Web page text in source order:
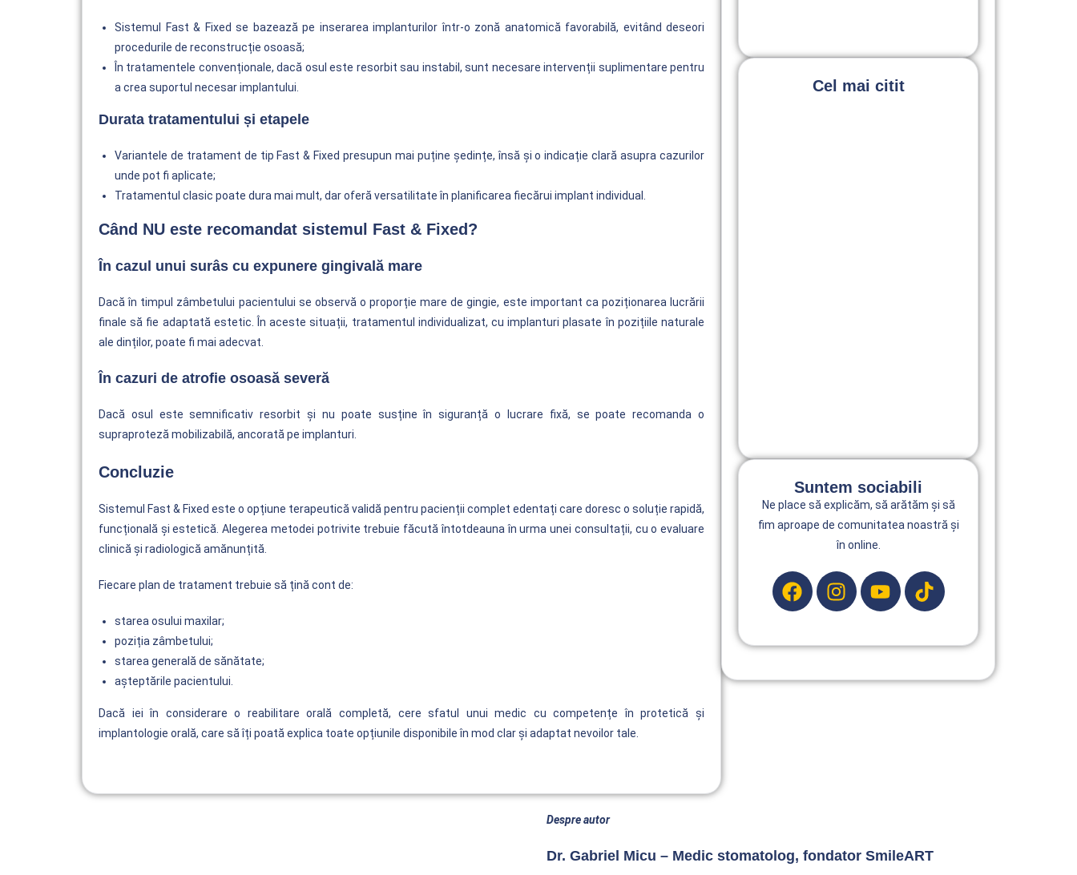
Sistemul Fast & Fixed se bazează pe inserarea implanturilor într-o zonă anatomică favorabilă, evitând deseori
procedurile de reconstrucție osoasă;
În tratamentele convenționale, dacă osul este resorbit sau instabil, sunt necesare intervenții suplimentare pentru
a crea suportul necesar implantului.
Durata tratamentului și etapele
Variantele de tratament de tip Fast & Fixed presupun mai puține ședințe, însă și o indicație clară asupra cazurilor
unde pot fi aplicate;
Tratamentul clasic poate dura mai mult, dar oferă versatilitate în planificarea fiecărui implant individual.
Când NU este recomandat sistemul Fast & Fixed?
În cazul unui surâs cu expunere gingivală mare
Dacă în timpul zâmbetului pacientului se observă o proporție mare de gingie, este important ca poziționarea lucrării
finale să fie adaptată estetic. În aceste situații, tratamentul individualizat, cu implanturi plasate în pozițiile naturale
ale dinților, poate fi mai adecvat.
În cazuri de atrofie osoasă severă
Dacă osul este semnificativ resorbit și nu poate susține în siguranță o lucrare fixă, se poate recomanda o
supraproteză mobilizabilă, ancorată pe implanturi.
Concluzie
Sistemul Fast & Fixed este o opțiune terapeutică validă pentru pacienții complet edentați care doresc o soluție rapidă,
funcțională și estetică. Alegerea metodei potrivite trebuie făcută întotdeauna în urma unei consultații, cu o evaluare
clinică și radiologică amănunțită.
Fiecare plan de tratament trebuie să țină cont de:
starea osului maxilar;
poziția zâmbetului;
starea generală de sănătate;
așteptările pacientului.
Dacă iei în considerare o reabilitare orală completă, cere sfatul unui medic cu competențe în protetică și
implantologie orală, care să îți poată explica toate opțiunile disponibile în mod clar și adaptat nevoilor tale.
Cel mai citit
Suntem sociabili
Ne place să explicăm, să arătăm și să
fim aproape de comunitatea noastră și
în online.
Despre autor
Dr. Gabriel Micu – Medic stomatolog, fondator SmileART